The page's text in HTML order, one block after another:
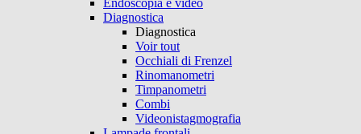
Endoscopia e video
Diagnostica
Diagnostica
Voir tout
Occhiali di Frenzel
Rinomanometri
Timpanometri
Combi
Videonistagmografia